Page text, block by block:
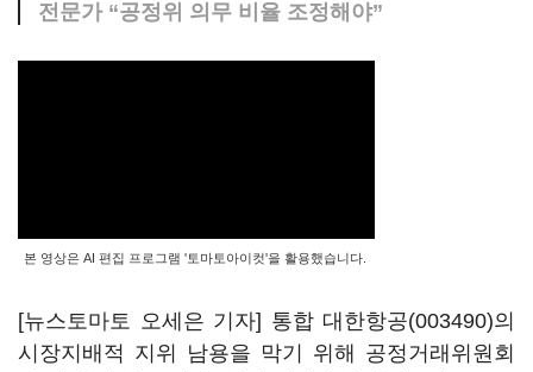
전문가 “공정위 의무 비율 조정해야”
본 영상은 AI 편집 프로그램 '토마토아이컷'을 활용했습니다.
[뉴스토마토 오세은 기자] 통합 대한항공(003490)의
시장지배적 지위 남용을 막기 위해 공정거래위원회